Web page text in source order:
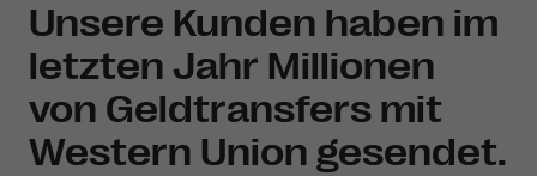
Unsere Kunden haben im
letzten Jahr Millionen
von Geldtransfers mit
Western Union gesendet.